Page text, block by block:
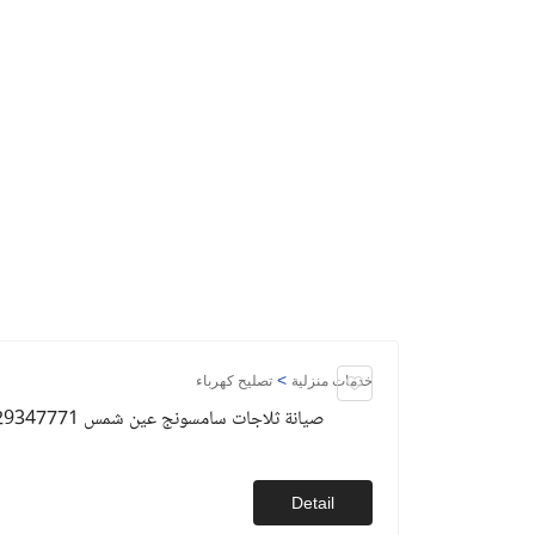
خدمات منزلية > تصليح كهرباء
صيانة ثلاجات سامسونج عين شمس 01129347771
Detail